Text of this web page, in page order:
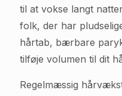
til at vokse langt
folk, der har
hårtab, bærbare
tilføje volumen til dit
Regelmæssig